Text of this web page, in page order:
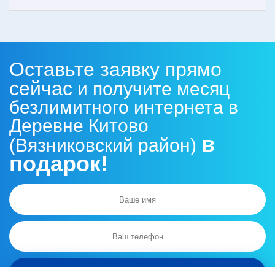
Оставьте заявку прямо
сейчас и получите месяц
безлимитного интернета в
Деревне Китово
(Вязниковский район) в
подарок!